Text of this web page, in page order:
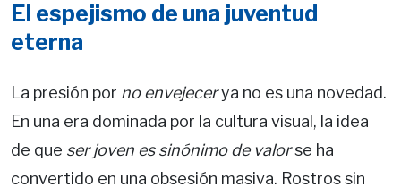
El espejismo de una juventud
eterna
La presión por no envejecerya no es una novedad.
En una era dominada por la cultura visual, la idea
de que ser joven es sinónimo de valorse ha
convertido en una obsesión masiva. Rostros sin